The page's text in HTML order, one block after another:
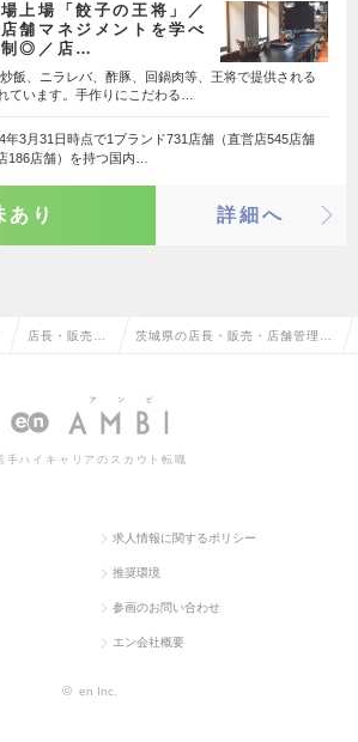
上場「餃子の王将」／
舗マネジメントを学べ
制◎／店…
飯、ニラレバ、酢豚、回鍋肉等、王将で提供される
ています。手作りにこだわる…
年3月31日時点で1ブランド731店舗（直営店545店舗
186店舗）を持つ国内…
あり 詳細へ
店長・販売・ 茨城県の店長・販売・店舗管理の
手ハイキャリアのスカウト転職
求人情報に関するポリシー
推奨環境
参画のお問い合わせ
エン会社概要
© en Inc.